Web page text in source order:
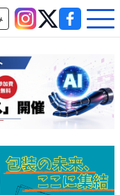
ンテンツ
刷
印刷通販
ント 信用情報
業界